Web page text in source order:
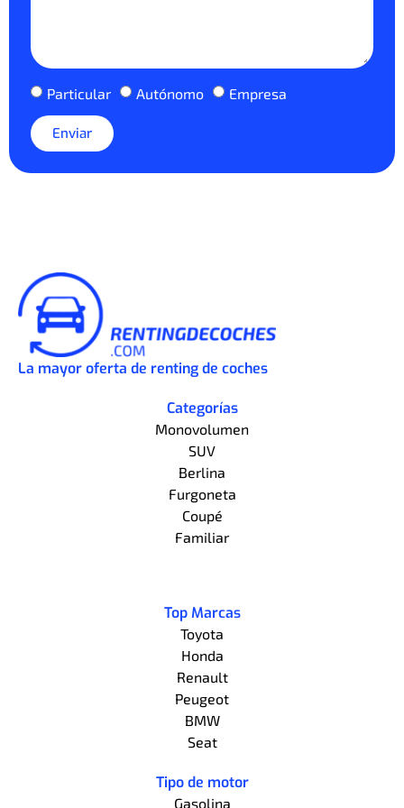
Particular Autónomo Empresa
Enviar
La mayor oferta de renting de coches
Categorías
Monovolumen
SUV
Berlina
Furgoneta
Coupé
Familiar
Top Marcas
Toyota
Honda
Renault
Peugeot
BMW
Seat
Tipo de motor
Gasolina